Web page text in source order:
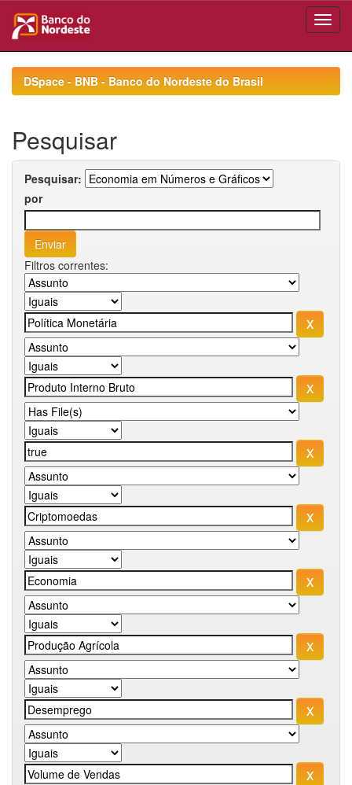
navigationDSpace - BNB - Banco do Nordeste do Brasil
Pesquisar
Pesquisar:
por
Filtros correntes: